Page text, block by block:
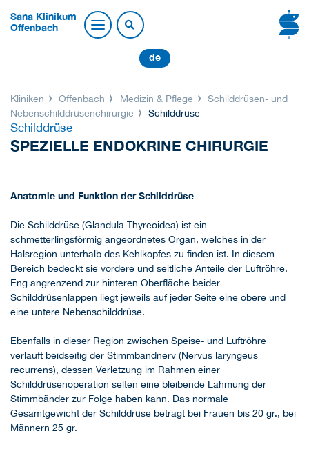
Sana Klinikum
Offenbach
de
Kliniken Offenbach Medizin & Pflege
Schilddrüsen- und
Nebenschilddrüsenchirurgie
Schilddrüse
Schilddrüse
SPEZIELLE ENDOKRINE CHIRURGIE
Anatomie und Funktion der Schilddrüse
Die Schilddrüse (Glandula Thyreoidea) ist ein
schmetterlingsförmig angeordnetes Organ, welches in der
Halsregion unterhalb des Kehlkopfes zu finden ist. In diesem
Bereich bedeckt sie vordere und seitliche Anteile der Luftröhre.
Eng angrenzend zur hinteren Oberfläche beider
Schilddrüsenlappen liegt jeweils auf jeder Seite eine obere und
eine untere Nebenschilddrüse.
Ebenfalls in dieser Region zwischen Speise- und Luftröhre
verläuft beidseitig der Stimmbandnerv (Nervus laryngeus
recurrens), dessen Verletzung im Rahmen einer
Schilddrüsenoperation selten eine bleibende Lähmung der
Stimmbänder zur Folge haben kann. Das normale
Gesamtgewicht der Schilddrüse beträgt bei Frauen bis 20 gr., bei
Männern 25 gr.